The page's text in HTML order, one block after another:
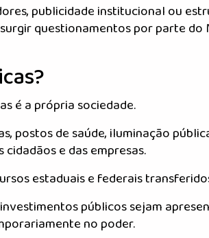
publicidade institucional ou
questionamentos por parte do
é a própria sociedade.
postos de saúde, iluminação
e das empresas.
estaduais e federais
públicos sejam
no poder.